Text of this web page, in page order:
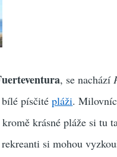
, se nachází
bílé písčitépláži.
krásné pláže si tu
si mohou